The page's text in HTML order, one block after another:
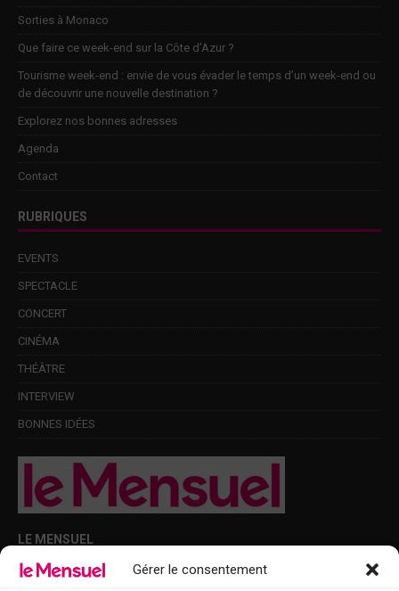
Gérer le consentement
Sorties à Monaco
Que faire ce week-end sur la Côte d’Azur ?
Tourisme week-end : envie de vous évader le temps d’un week-end ou
de découvrir une nouvelle destination ?
Explorez nos bonnes adresses
Agenda
Contact
RUBRIQUES
EVENTS
SPECTACLE
CONCERT
CINÉMA
THÉÂTRE
INTERVIEW
BONNES IDÉES
LE MENSUEL
Points de diffusion Var et Alpes-Maritimes : oû trouver Le Mensuel ?